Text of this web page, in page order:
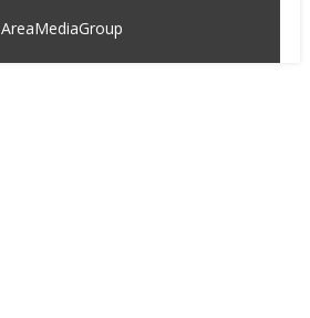
AreaMediaGroup